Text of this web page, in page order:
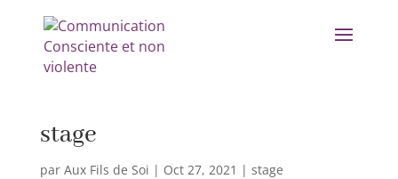
stage
par Aux Fils de Soi | Oct 27, 2021 | stage